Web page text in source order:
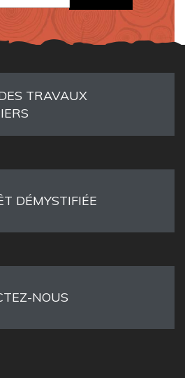
TRAVAUX
DÉMYSTIFIÉE
NOUS